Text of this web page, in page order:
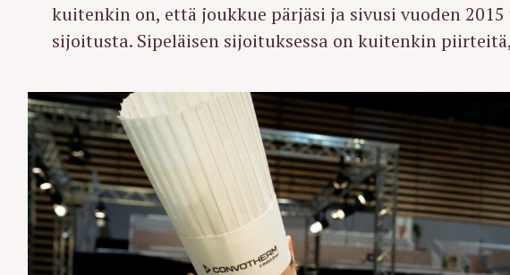
kuitenkin on, että joukkue pärjäsi ja sivusi vuoden
sijoitusta. Sipeläisen sijoituksessa on kuitenkin
S
e